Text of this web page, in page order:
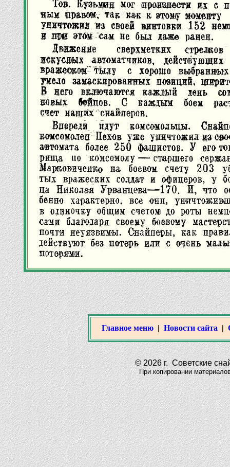
Главное меню | Новости сайта |
© 2026 г. Советские
При копировании материалов